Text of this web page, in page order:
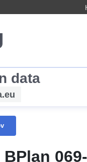
data
BPlan 069-